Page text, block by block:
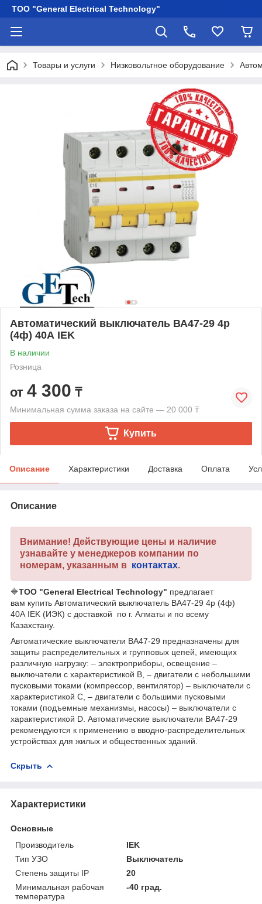
ТОО "General Electrical Technology"
Товары и услуги Низковольтное оборудование
Автоматический выключатель ВА47-29 4р
(4ф) 40А IEK
В наличии
Розница
от 4 300 ₸
Минимальная сумма заказа на сайте — 20 000 ₸
Купить
Описание Характеристики Доставка Оплата
Описание
Внимание! Действующие цены и наличие
узнавайте у менеджеров компании по
номерам, указанным в контактах.
🔷ТОО "General Electrical Technology" предлагает
вам купить Автоматический выключатель ВА47-29 4р (4ф)
40А IEK (ИЭК) с доставкой по г. Алматы и по всему
Казахстану.
Автоматические выключатели ВА47-29 предназначены для
защиты распределительных и групповых цепей, имеющих
различную нагрузку: – электроприборы, освещение –
выключатели с характеристикой В, – двигатели с небольшими
пусковыми токами (компрессор, вентилятор) – выключатели с
характеристикой C, – двигатели с большими пусковыми
токами (подъемные механизмы, насосы) – выключатели с
характеристикой D. Автоматические выключатели ВА47-29
рекомендуются к применению в вводно-распределительных
устройствах для жилых и общественных зданий.
Скрыть
Характеристики
Основные
Производитель
IEK
Тип УЗО
Выключатель
Степень защиты IP
20
Минимальная рабочая
температура
-40 град.